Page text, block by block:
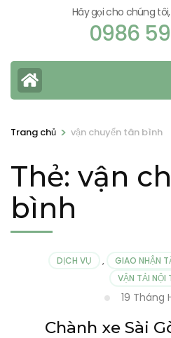
Hãy gọi cho chúng
0986
Trang chủ > vận chuyển tân bình
Thẻ: vận
bình
DỊCH VỤ , GIAO NHẬN
VẬN TẢI NỘI
19 Tháng
Chành xe Sài